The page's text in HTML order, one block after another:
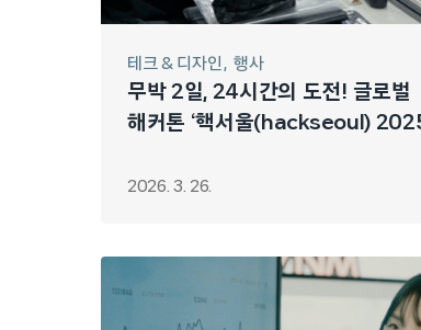
테크 & 디자인 행사
무박 2일, 24시간의 도전! 글로벌
해커톤 ‘핵서울(hackseoul)
2026. 3. 26.